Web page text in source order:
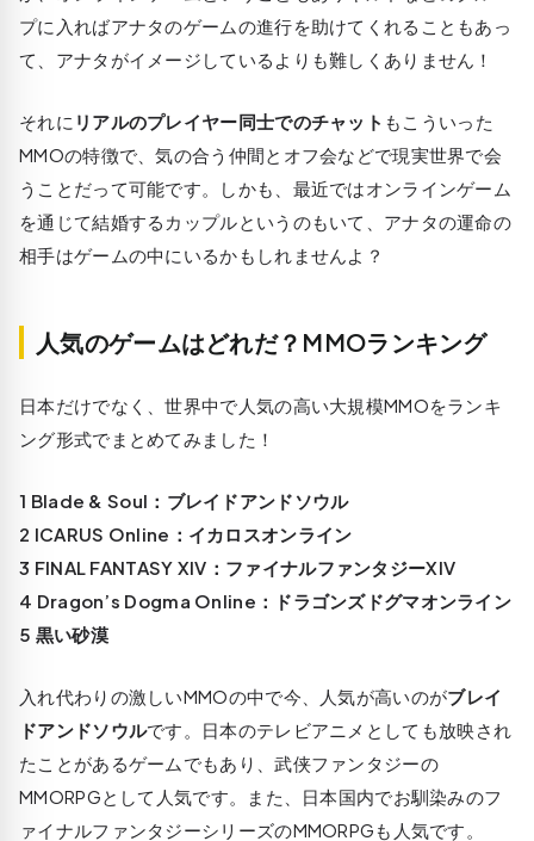
プに入ればアナタのゲームの進行を助けてくれることもあっ
て、アナタがイメージしているよりも難しくありません！
それに リアルのプレイヤー同士でのチャット もこういった
MMOの特徴で、気の合う仲間とオフ会などで現実世界で会
うことだって可能です。しかも、最近ではオンラインゲーム
を通じて結婚するカップルというのもいて、アナタの運命の
相手はゲームの中にいるかもしれませんよ？
人気のゲームはどれだ？MMOランキング
日本だけでなく、世界中で人気の高い大規模MMOをランキ
ング形式でまとめてみました！
1 Blade & Soul：ブレイドアンドソウル
2 ICARUS Online：イカロスオンライン
3 FINAL FANTASY XIV：ファイナルファンタジーXIV
4 Dragon’s Dogma Online：ドラゴンズドグマオンライン
5 黒い砂漠
入れ代わりの激しいMMOの中で今、人気が高いのがブレイ
ドアンドソウルです。日本のテレビアニメとしても放映され
たことがあるゲームでもあり、武侠ファンタジーの
MMORPGとして人気です。また、日本国内でお馴染みのフ
ァイナルファンタジーシリーズのMMORPGも人気です。